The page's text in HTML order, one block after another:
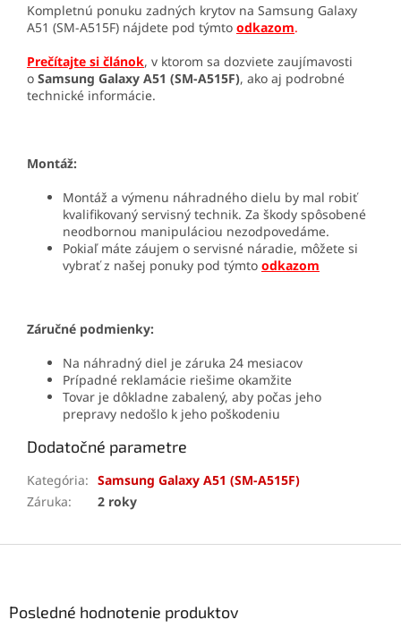
Kompletnú ponuku zadných krytov na Samsung Galaxy
A51 (SM-A515F) nájdete pod týmto odkazom.
Prečítajte si článok, v ktorom sa dozviete zaujímavosti
o Samsung Galaxy A51 (SM-A515F), ako aj podrobné
technické informácie.
Montáž:
Montáž a výmenu náhradného dielu by mal robiť
kvalifikovaný servisný technik. Za škody spôsobené
neodbornou manipuláciou nezodpovedáme.
Pokiaľ máte záujem o servisné náradie, môžete si
vybrať z našej ponuky pod týmto odkazom
Záručné podmienky:
Na náhradný diel je záruka 24 mesiacov
Prípadné reklamácie riešime okamžite
Tovar je dôkladne zabalený, aby počas jeho
prepravy nedošlo k jeho poškodeniu
Dodatočné parametre
Kategória: Samsung Galaxy A51 (SM-A515F)
Záruka: 2 roky
Posledné hodnotenie produktov